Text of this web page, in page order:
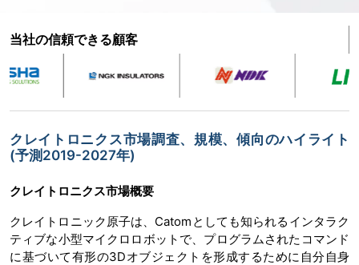
当社の信頼できる顧客
クレイトロニクス市場調査、規模、傾向のハイライト
(予測2019-2027年)
クレイトロニクス市場概要
クレイトロニック原子は、Catomとしても知られるインタラク
ティブな小型マイクロロボットで、プログラムされたコマンド
に基づいて有形の3Dオブジェクトを形成するために自分自身